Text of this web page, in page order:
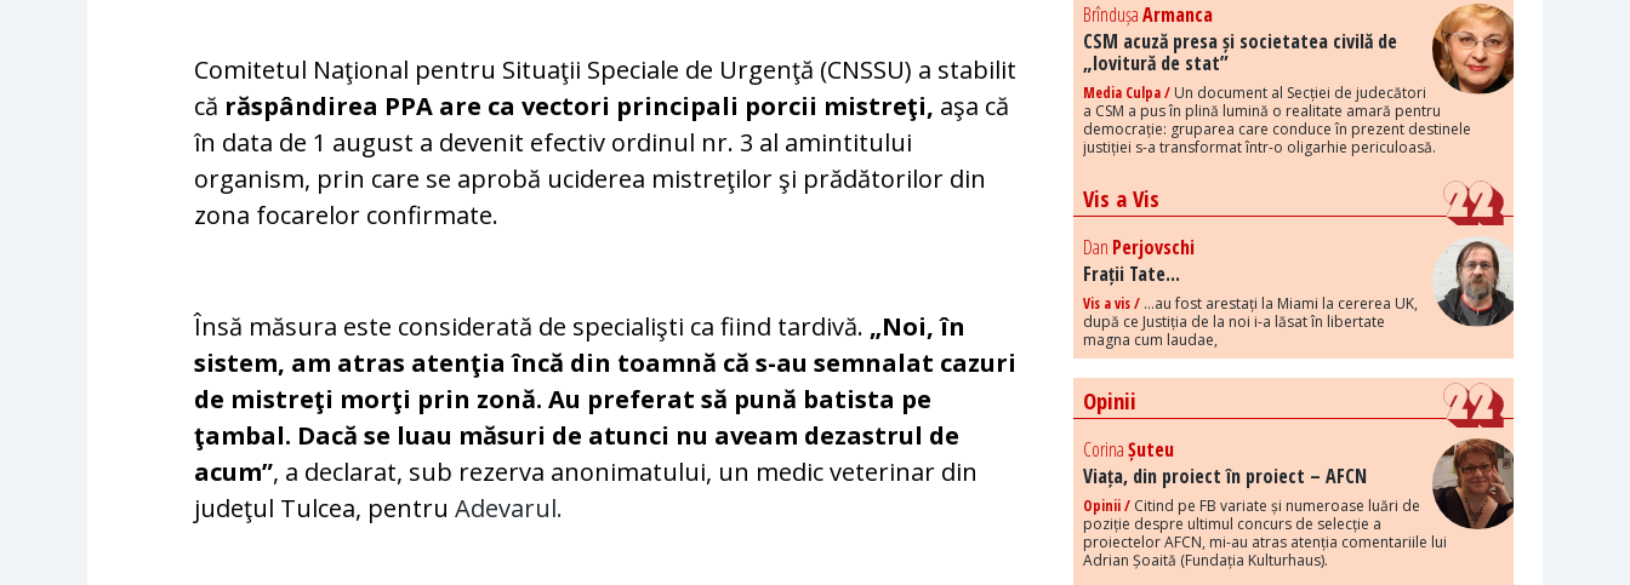
Comitetul Naţional pentru Situaţii Speciale de Urgenţă (CNSSU) a stabilit
că răspândirea PPA are ca vectori principali porcii mistreţi, aşa că
în data de 1 august a devenit efectiv ordinul nr. 3 al amintitului
organism, prin care se aprobă uciderea mistreţilor şi prădătorilor din
zona focarelor confirmate.
Însă măsura este considerată de specialişti ca fiind tardivă. „Noi, în
sistem, am atras atenţia încă din toamnă că s-au semnalat cazuri
de mistreţi morţi prin zonă. Au preferat să pună batista pe
ţambal. Dacă se luau măsuri de atunci nu aveam dezastrul de
acum”, a declarat, sub rezerva anonimatului, un medic veterinar din
judeţul Tulcea, pentruAdevarul.
BrîndușaArmanca
CSM acuză presa și societatea civilă de
„lovitură de stat”
Media Culpa / Un document al Secției de judecători
a CSM a pus în plină lumină o realitate amară pentru
democrație: gruparea care conduce în prezent destinele
justiției s-a transformat într-o oligarhie periculoasă.
Vis a Vis
Dan Perjovschi
Frații Tate...
Vis a vis / ...au fost arestați la Miami la cererea UK,
după ce Justiția de la noi i-a lăsat în libertate
magna cum laudae,
Opinii
CorinaȘuteu
Viața, din proiect în proiect – AFCN
Opinii / Citind pe FB variate și numeroase luări de
poziție despre ultimul concurs de selecție a
proiectelor AFCN, mi-au atras atenția comentariile lui
Adrian Șoaită (Fundația Kulturhaus).